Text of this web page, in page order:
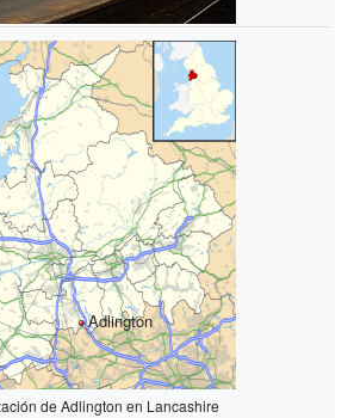
Adlington
de Adlington en Lancashire